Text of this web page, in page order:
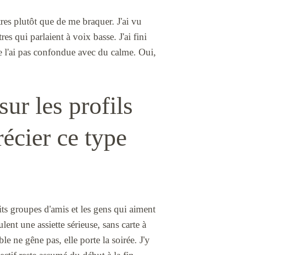
plutôt que de me braquer. J'ai vu
qui parlaient à voix basse. J'ai fini
pas confondue avec du calme. Oui,
les profils
ce type
groupes d'amis et les gens qui aiment
une assiette sérieuse, sans carte à
ne gêne pas, elle porte la soirée. J'y